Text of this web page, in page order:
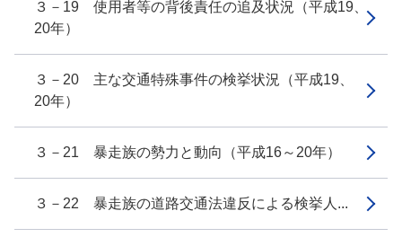
３－19 使用者等の背後責任の追及状況（平成19、
20年）
３－20 主な交通特殊事件の検挙状況（平成19、
20年）
３－21 暴走族の勢力と動向（平成16～20年）
３－22 暴走族の道路交通法違反による検挙人...